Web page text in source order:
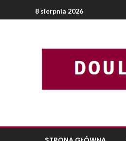
8 sierpnia 2026